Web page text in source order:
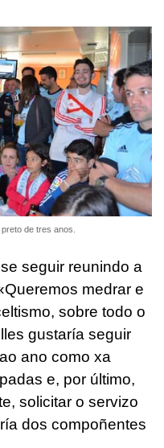
de tres anos.
seguir reunindo a
medrar e
sobre todo o
gustaría seguir
ano como xa
e, por último,
solicitar o servizo
dos compoñentes